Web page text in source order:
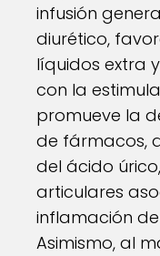
infusión
diurético,
líquidos extra
con la
promueve la
de fármacos,
del ácido
articulares
inflamación
Asimismo, al